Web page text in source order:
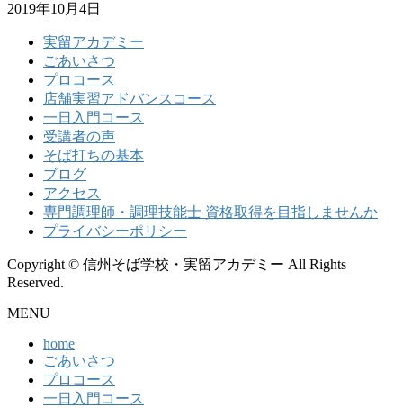
2019年10月4日
実留アカデミー
ごあいさつ
プロコース
店舗実習アドバンスコース
一日入門コース
受講者の声
そば打ちの基本
ブログ
アクセス
専門調理師・調理技能士 資格取得を目指しませんか
プライバシーポリシー
Copyright © 信州そば学校・実留アカデミー All Rights
Reserved.
MENU
home
ごあいさつ
プロコース
一日入門コース